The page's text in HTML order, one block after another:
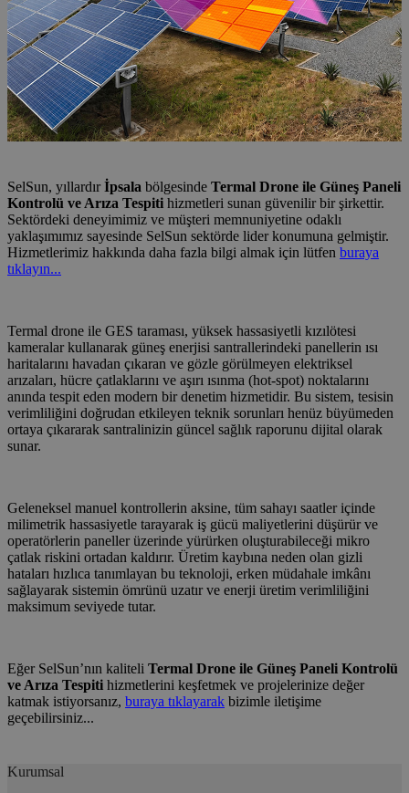
SelSun, yıllardırİpsala bölgesinde Termal Drone ile Güneş Paneli
Kontrolü ve Arıza Tespiti hizmetleri sunan güvenilir bir şirkettir.
Sektördeki deneyimimiz ve müşteri memnuniyetine odaklı
yaklaşımımız sayesinde SelSun sektörde lider konumuna gelmiştir.
Hizmetlerimiz hakkında daha fazla bilgi almak için lütfen buraya
tıklayın...
Termal drone ile GES taraması, yüksek hassasiyetli kızılötesi
kameralar kullanarak güneş enerjisi santrallerindeki panellerin ısı
haritalarını havadan çıkaran ve gözle görülmeyen elektriksel
arızaları, hücre çatlaklarını ve aşırı ısınma (hot-spot) noktalarını
anında tespit eden modern bir denetim hizmetidir. Bu sistem, tesisin
verimliliğini doğrudan etkileyen teknik sorunları henüz büyümeden
ortaya çıkararak santralinizin güncel sağlık raporunu dijital olarak
sunar.
Geleneksel manuel kontrollerin aksine, tüm sahayı saatler içinde
milimetrik hassasiyetle tarayarak iş gücü maliyetlerini düşürür ve
operatörlerin paneller üzerinde yürürken oluşturabileceği mikro
çatlak riskini ortadan kaldırır. Üretim kaybına neden olan gizli
hataları hızlıca tanımlayan bu teknoloji, erken müdahale imkânı
sağlayarak sistemin ömrünü uzatır ve enerji üretim verimliliğini
maksimum seviyede tutar.
Eğer SelSun’nın kaliteli Termal Drone ile Güneş Paneli Kontrolü
ve Arıza Tespiti hizmetlerini keşfetmek ve projelerinize değer
katmak istiyorsanız, buraya tıklayarak bizimle iletişime
geçebilirsiniz...
Kurumsal